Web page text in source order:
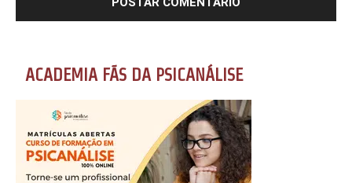
ACADEMIA FÃS DA PSICANÁLISE